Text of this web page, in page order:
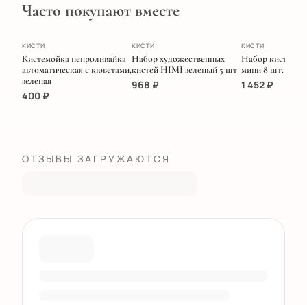
Часто покупают вместе
ХИТ
КИСТИ
Кистемойка непроливайка
автоматическая с кюветами,
зеленая
400 ₽
ПОПУЛЯРНОЕ
КИСТИ
Набор художественных
кистей HIMI зеленый 5 шт
968 ₽
ЭКСКЛЮЗИВ
КИСТИ
Набор кистей
мини 8 шт.
1 452 ₽
ОТЗЫВЫ ЗАГРУЖАЮТСЯ